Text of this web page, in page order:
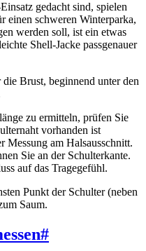
gedacht sind, spielen
einen schweren Winterparka,
werden soll, ist ein etwas
Shell-Jacke passgenauer
die Brust, beginnend unter den
zu ermitteln, prüfen Sie
vorhanden ist
Messung am Halsausschnitt.
Sie an der Schulterkante.
auf das Tragegefühl.
Punkt der Schulter (neben
Saum.
#